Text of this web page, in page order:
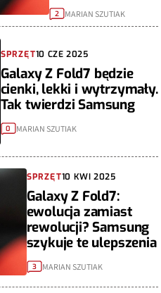
2 MARIAN SZUTIAK
SPRZĘT10 CZE 2025
Galaxy Z Fold7 będzie
cienki, lekki i wytrzymały.
Tak twierdzi Samsung
0 MARIAN SZUTIAK
SPRZĘT10 KWI 2025
Galaxy Z Fold7:
ewolucja zamiast
rewolucji? Samsung
szykuje te ulepszenia
3 MARIAN SZUTIAK